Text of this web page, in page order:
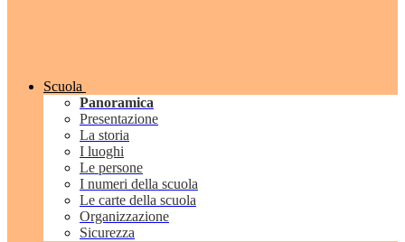
Scuola
Panoramica
Presentazione
La storia
I luoghi
Le persone
I numeri della scuola
Le carte della scuola
Organizzazione
Sicurezza